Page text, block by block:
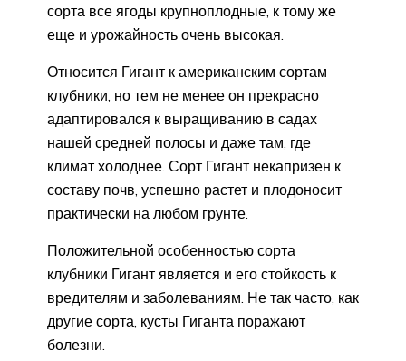
сорта все ягоды крупноплодные, к тому же
еще и урожайность очень высокая.
Относится Гигант к американским сортам
клубники, но тем не менее он прекрасно
адаптировался к выращиванию в садах
нашей средней полосы и даже там, где
климат холоднее. Сорт Гигант некапризен к
составу почв, успешно растет и плодоносит
практически на любом грунте.
Положительной особенностью сорта
клубники Гигант является и его стойкость к
вредителям и заболеваниям. Не так часто, как
другие сорта, кусты Гиганта поражают
болезни.